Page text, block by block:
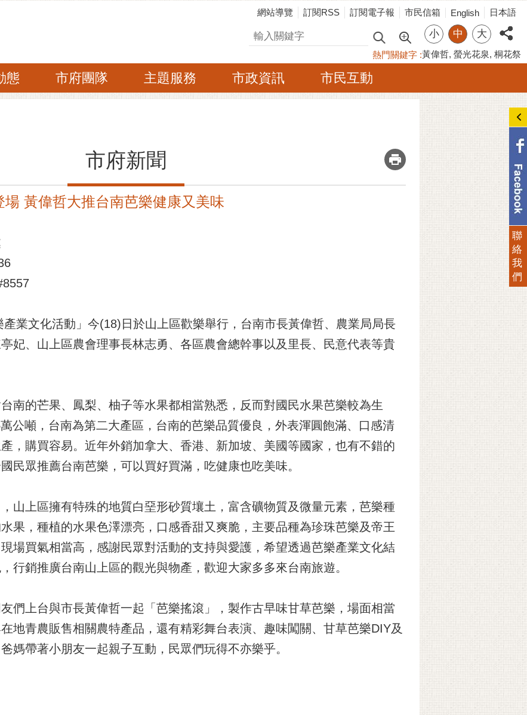
網站導覽 訂閱RSS 訂閱電子報 市民信箱 English 日本語
搜尋 小 中 大
熱門關鍵字 黃偉哲 螢光花泉 桐花祭
態 市府團隊 主題服務 市政資訊 市民互動
市府新聞 _
黃偉哲大推台南芭樂健康又美味
產業文化活動」今(18)日於山上區歡樂舉行，台南市長黃偉哲、農業局局長
妃、山上區農會理事長林志勇、各區農會總幹事以及里長、民意代表等貴
南的芒果、鳳梨、柚子等水果都相當熟悉，反而對國民水果芭樂較為生
公噸，台南為第二大產區，台南的芭樂品質優良，外表渾圓飽滿、口感清
，購買容易。近年外銷加拿大、香港、新加坡、美國等國家，也有不錯的
民眾推薦台南芭樂，可以買好買滿，吃健康也吃美味。
山上區擁有特殊的地質白堊形砂質壤土，富含礦物質及微量元素，芭樂種
果，種植的水果色澤漂亮，口感香甜又爽脆，主要品種為珍珠芭樂及帝王
場買氣相當高，感謝民眾對活動的支持與愛護，希望透過芭樂產業文化結
行銷推廣台南山上區的觀光與物產，歡迎大家多多來台南旅遊。
們上台與市長黃偉哲一起「芭樂搖滾」，製作古早味甘草芭樂，場面相當
地青農販售相關農特產品，還有精彩舞台表演、趣味闖關、甘草芭樂DIY及
媽帶著小朋友一起親子互動，民眾們玩得不亦樂乎。
聯
絡
我
們